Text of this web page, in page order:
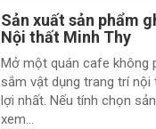
Sản xuất sản phẩm
Nội thất Minh Thy
Mở một quán cafe không
sắm vật dụng trang trí
lợi nhất. Nếu tính chọn
xem...